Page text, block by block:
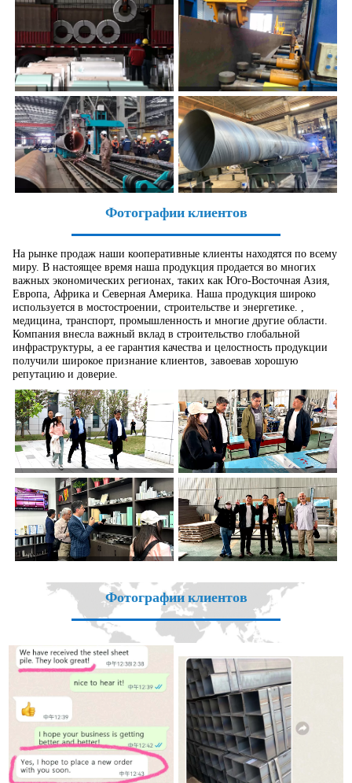
Фотографии клиентов
На рынке продаж наши кооперативные клиенты находятся по всему
миру. В настоящее время наша продукция продается во многих
важных экономических регионах, таких как Юго-Восточная Азия,
Европа, Африка и Северная Америка. Наша продукция широко
используется в мостостроении, строительстве и энергетике. ,
медицина, транспорт, промышленность и многие другие области.
Компания внесла важный вклад в строительство глобальной
инфраструктуры, а ее гарантия качества и целостность продукции
получили широкое признание клиентов, завоевав хорошую
репутацию и доверие.
Фотографии клиентов